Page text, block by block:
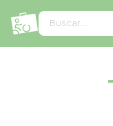
Buscar...
Panel de gestión